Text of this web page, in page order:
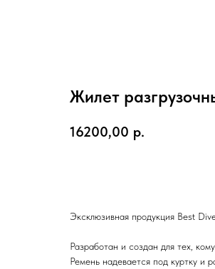
Жилет
16200,00 р.
Эксклюзивная продукция Best
Разработан и создан для тех,
Ремень надевается под куртку и